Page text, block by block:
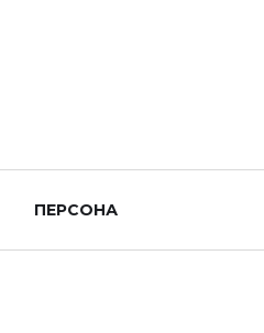
ПЕРСОНА